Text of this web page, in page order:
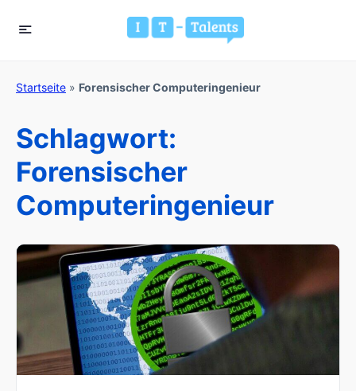
Startseite » Forensischer Computeringenieur
Schlagwort:
Forensischer
Computeringenieur